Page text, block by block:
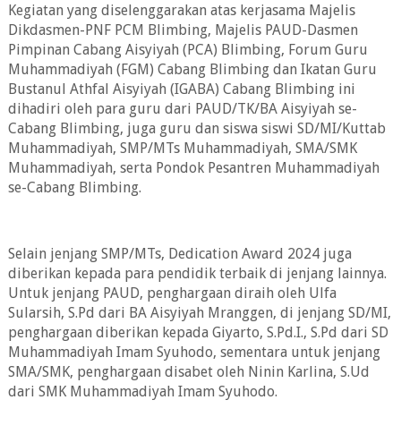
Kegiatan yang diselenggarakan atas kerjasama Majelis
Dikdasmen-PNF PCM Blimbing, Majelis PAUD-Dasmen
Pimpinan Cabang Aisyiyah (PCA) Blimbing, Forum Guru
Muhammadiyah (FGM) Cabang Blimbing dan Ikatan Guru
Bustanul Athfal Aisyiyah (IGABA) Cabang Blimbing ini
dihadiri oleh para guru dari PAUD/TK/BA Aisyiyah se-
Cabang Blimbing, juga guru dan siswa siswi SD/MI/Kuttab
Muhammadiyah, SMP/MTs Muhammadiyah, SMA/SMK
Muhammadiyah, serta Pondok Pesantren Muhammadiyah
se-Cabang Blimbing.
Selain jenjang SMP/MTs, Dedication Award 2024 juga
diberikan kepada para pendidik terbaik di jenjang lainnya.
Untuk jenjang PAUD, penghargaan diraih oleh Ulfa
Sularsih, S.Pd dari BA Aisyiyah Mranggen, di jenjang SD/MI,
penghargaan diberikan kepada Giyarto, S.Pd.I., S.Pd dari SD
Muhammadiyah Imam Syuhodo, sementara untuk jenjang
SMA/SMK, penghargaan disabet oleh Ninin Karlina, S.Ud
dari SMK Muhammadiyah Imam Syuhodo.